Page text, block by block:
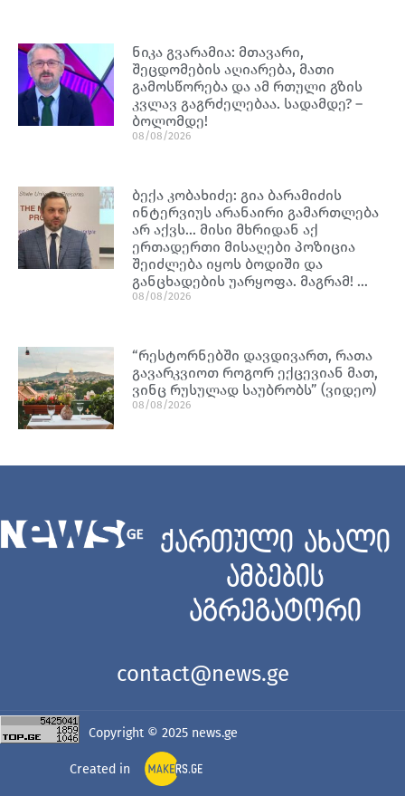
ნიკა გვარამია: მთავარი,
შეცდომების აღიარება, მათი
გამოსწორება და ამ რთული გზის
კვლავ გაგრძელებაა. სადამდე? –
ბოლომდე!
08/08/2026
ბექა კობახიძე: გია ბარამიძის
ინტერვიუს არანაირი გამართლება
არ აქვს… მისი მხრიდან აქ
ერთადერთი მისაღები პოზიცია
შეიძლება იყოს ბოდიში და
განცხადების უარყოფა. მაგრამ! …
08/08/2026
“რესტორნებში დავდივართ, რათა
გავარკვიოთ როგორ ექცევიან მათ,
ვინც რუსულად საუბრობს” (ვიდეო)
08/08/2026
ქართული ახალი
ამბების
აგრეგატორი
contact@news.ge
Copyright © 2025 news.ge
Created in